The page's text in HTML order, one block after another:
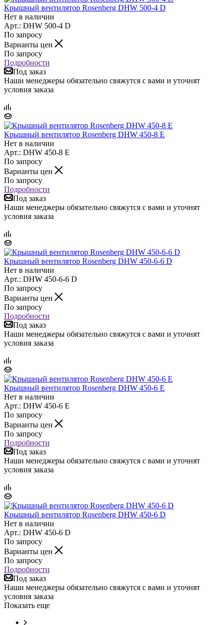
Крышный вентилятор Rosenberg DHW 500-4 D
Нет в наличии
Арт.: DHW 500-4 D
По запросу
Варианты цен
По запросу
Подробности
Под заказ
Наши менеджеры обязательно свяжутся с вами и уточнят
условия заказа
Крышный вентилятор Rosenberg DHW 450-8 E
Нет в наличии
Арт.: DHW 450-8 E
По запросу
Варианты цен
По запросу
Подробности
Под заказ
Наши менеджеры обязательно свяжутся с вами и уточнят
условия заказа
Крышный вентилятор Rosenberg DHW 450-6-6 D
Нет в наличии
Арт.: DHW 450-6-6 D
По запросу
Варианты цен
По запросу
Подробности
Под заказ
Наши менеджеры обязательно свяжутся с вами и уточнят
условия заказа
Крышный вентилятор Rosenberg DHW 450-6 E
Нет в наличии
Арт.: DHW 450-6 E
По запросу
Варианты цен
По запросу
Подробности
Под заказ
Наши менеджеры обязательно свяжутся с вами и уточнят
условия заказа
Крышный вентилятор Rosenberg DHW 450-6 D
Нет в наличии
Арт.: DHW 450-6 D
По запросу
Варианты цен
По запросу
Подробности
Под заказ
Наши менеджеры обязательно свяжутся с вами и уточнят
условия заказа
Показать еще